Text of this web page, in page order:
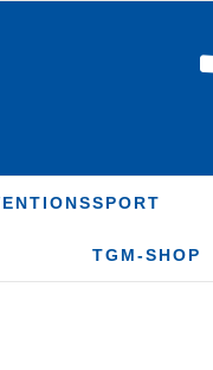
TGM-SHOP